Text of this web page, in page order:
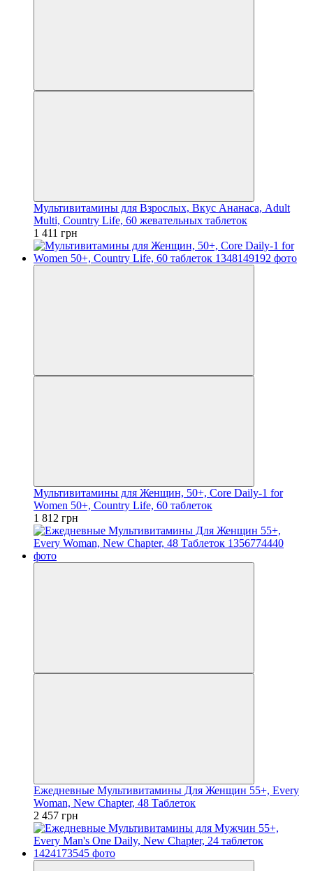
Мультивитамины для Взрослых, Вкус Ананаса, Adult
Multi, Country Life, 60 жевательных таблеток
1 411 грн
Мультивитамины для Женщин, 50+, Core Daily-1 for
Women 50+, Country Life, 60 таблеток
1 812 грн
Ежедневные Мультивитамины Для Женщин 55+, Every
Woman, New Chapter, 48 Таблеток
2 457 грн